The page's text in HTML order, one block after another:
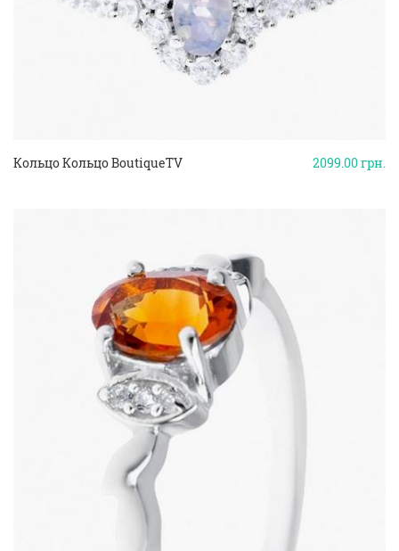
2099.00грн.
Кольцо Кольцо BoutiqueTV